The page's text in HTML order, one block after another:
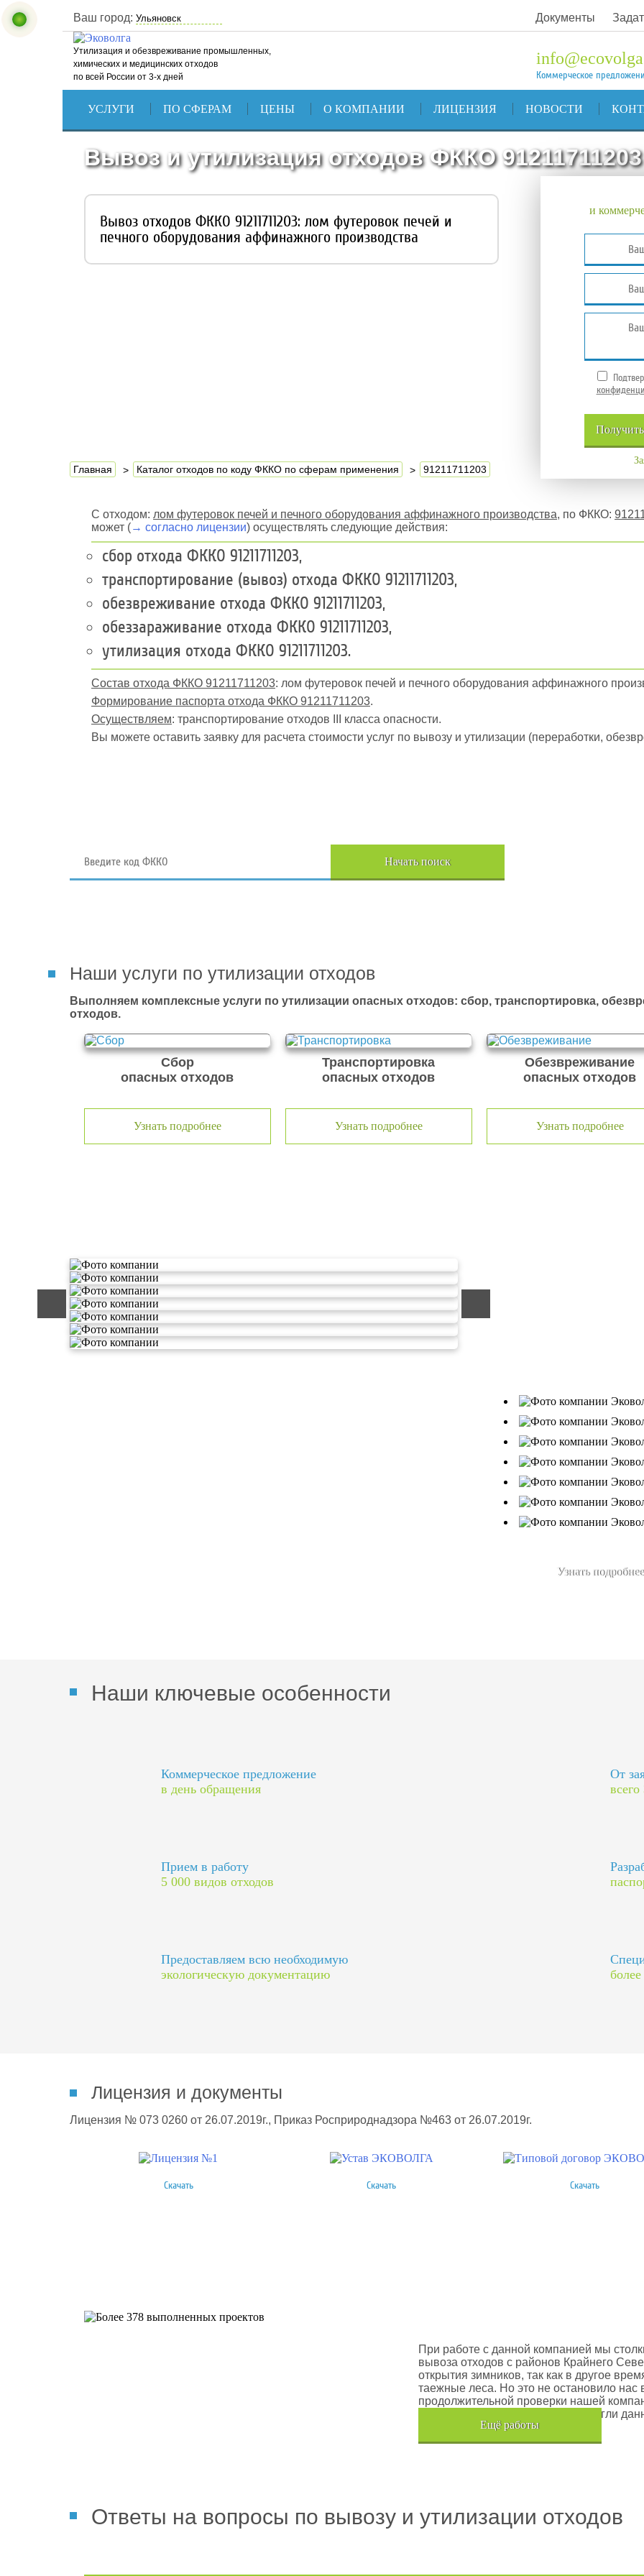
Ваш город: Документы
Утилизация и обезвреживание промышленных,
химических и медицинских отходов
по всей России от 3-х дней
Коммерческое
УСЛУГИ ПО СФЕРАМ ЦЕНЫ О КОМПАНИИ ЛИЦЕНЗИЯ НОВОСТИ
Вывоз и утилизация отходов ФККО 91211711203
Вывоз отходов ФККО 91211711203: лом футеровок печей и
печного оборудования аффинажного производства
и
Получить
Главная Каталог отходов по коду ФККО по сферам применения 91211711203
С отходом: лом футеровок печей и печного оборудования аффинажного производства, по ФККО:
может (→ согласно лицензии) осуществлять следующие действия:
сбор отхода ФККО 91211711203,
транспортирование (вывоз) отхода ФККО 91211711203,
обезвреживание отхода ФККО 91211711203,
обеззараживание отхода ФККО 91211711203,
утилизация отхода ФККО 91211711203.
Состав отхода ФККО 91211711203: лом футеровок печей и печного оборудования аффинажного
Формирование паспорта отхода ФККО 91211711203.
Осуществляем: транспортирование отходов III класса опасности.
Вы можете оставить заявку для расчета стоимости услуг по вывозу и утилизации (переработки,
Начать поиск
Наши услуги по утилизации отходов
Выполняем комплексные услуги по утилизации опасных отходов: сбор, транспортировка,
отходов.
Сбор
опасных отходов
Узнать подробнее
Транспортировка
опасных отходов
Узнать подробнее
Обезвреживание
опасных отходов
Узнать подробнее
Узнать подробнее
Наши ключевые особенности
Коммерческое предложение
в день обращения
От
Прием в работу
5 000 видов отходов
Предоставляем всю необходимую
экологическую документацию
Лицензия и документы
Лицензия № 073 0260 от 26.07.2019г., Приказ Росприроднадзора №463 от 26.07.2019г.
Скачать Скачать Скачать
При работе с данной компанией мы
вывоза отходов с районов Крайнего
открытия зимников, так как в другое
таежные леса. Но это не остановило
продолжительной проверки нашей
транспортного средства, мы помогли
Хочется также отметить, что…
Eщё работы
Ответы на вопросы по вывозу и утилизации отходов